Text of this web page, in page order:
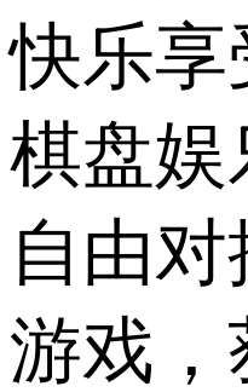
快乐享
棋盘娱
自由
游戏，